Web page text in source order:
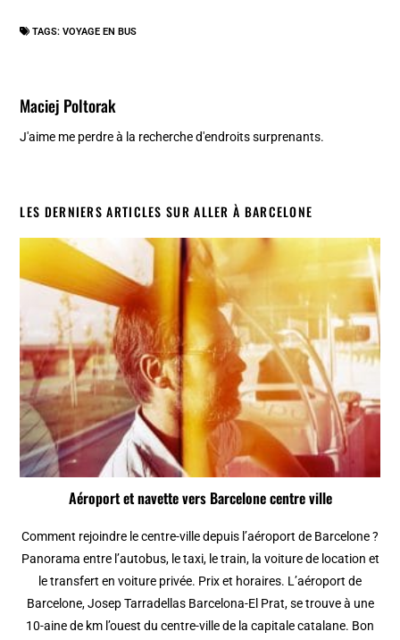
TAGS:VOYAGE EN BUS
Maciej Poltorak
J'aime me perdre à la recherche d'endroits surprenants.
LES DERNIERS ARTICLES SUR ALLER À BARCELONE
Aéroport et navette vers Barcelone centre ville
Comment rejoindre le centre-ville depuis l’aéroport de Barcelone ?
Panorama entre l’autobus, le taxi, le train, la voiture de location et
le transfert en voiture privée. Prix et horaires. L’aéroport de
Barcelone, Josep Tarradellas Barcelona-El Prat, se trouve à une
10-aine de km l’ouest du centre-ville de la capitale catalane. Bon